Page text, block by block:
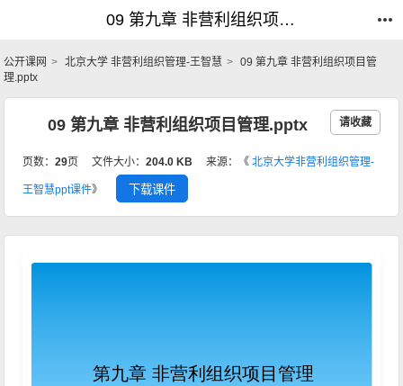
09 第九章 非营利组织项目管理.pptx_非营利组织管理-王智慧_公开课网
09 第九章 非营利组织项目管理.pptx_非营利组织管理-王智慧_公开课网
公开课网 北京大学 非营利组织管理-王智慧
09 第九章 非营利组织项目管
理.pptx
09 第九章 非营利组织项目管理.pptx 请收藏
页数：29页 文件大小：204.0 KB 来源：《北京大学非营利组织管理-
王智慧ppt课件》 下载课件